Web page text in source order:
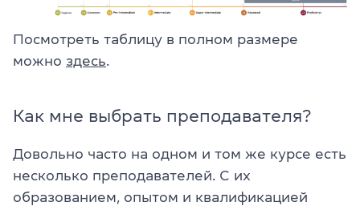
Посмотреть таблицу в полном размере
можно здесь.
Как мне выбрать преподавателя?
Довольно часто на одном и том же курсе есть
несколько преподавателей. С их
образованием, опытом и квалификацией